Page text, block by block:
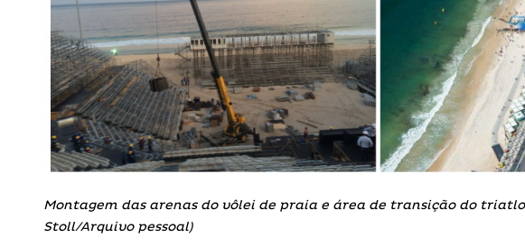
Montagem das arenas do vôlei de praia e área de transição do triatlo
Stoll/Arquivo pessoal)